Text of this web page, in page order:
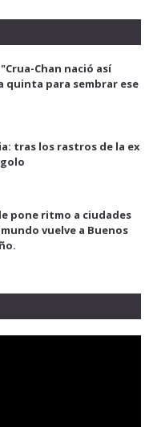
Chan nació así
quinta para sembrar ese
tras los rastros de la ex
pone ritmo a ciudades
vuelve a Buenos